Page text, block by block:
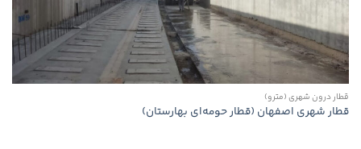
قطار درون شهری (مترو)
قطار شهری اصفهان (قطار حومه‌ای بهارستان)